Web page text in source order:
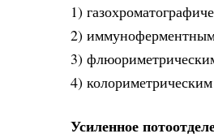
1)
2)
3)
4) колориметрическим
Усиленное